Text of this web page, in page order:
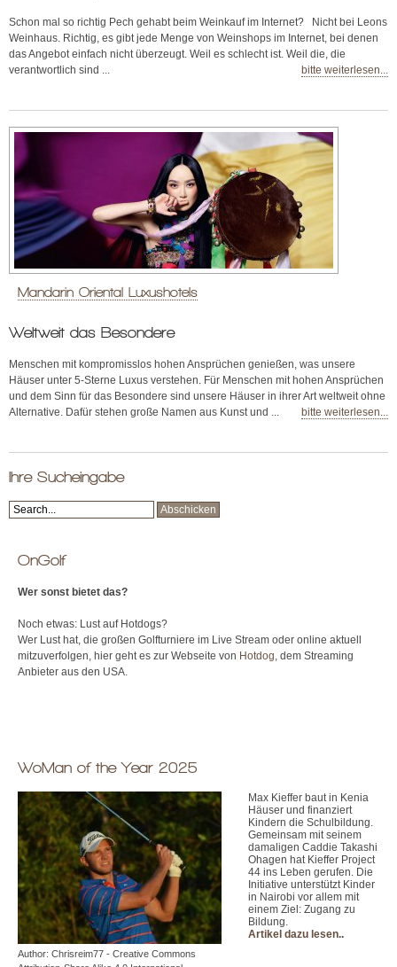
Schon mal so richtig Pech gehabt beim Weinkauf im Internet? Nicht bei Leons
Weinhaus. Richtig, es gibt jede Menge von Weinshops im Internet, bei denen
das Angebot einfach nicht überzeugt. Weil es schlecht ist. Weil die, die
verantwortlich sind ...
bitte weiterlesen...
Mandarin Oriental Luxushotels
Weltweit das Besondere
Menschen mit kompromisslos hohen Ansprüchen genießen, was unsere
Häuser unter 5-Sterne Luxus verstehen. Für Menschen mit hohen Ansprüchen
und dem Sinn für das Besondere sind unsere Häuser in ihrer Art weltweit ohne
Alternative. Dafür stehen große Namen aus Kunst und ...
bitte weiterlesen...
Ihre Sucheingabe
OnGolf
Wer sonst bietet das?
Noch etwas: Lust auf Hotdogs?
Wer Lust hat, die großen Golfturniere im Live Stream oder online aktuell
mitzuverfolgen, hier geht es zur Webseite von Hotdog , dem Streaming
Anbieter aus den USA.
WoMan of the Year 2025
Author: Chrisreim77 - Creative Commons
Max Kieffer baut in Kenia
Häuser und finanziert
Kindern die Schulbildung.
Gemeinsam mit seinem
damaligen Caddie Takashi
Ohagen hat Kieffer Project
44 ins Leben gerufen. Die
Initiative unterstützt Kinder
in Nairobi vor allem mit
einem Ziel: Zugang zu
Bildung.
Artikel dazu lesen..